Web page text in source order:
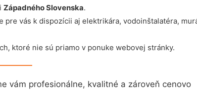
Západného Slovenska.
pre vás k dispozícii aj elektrikára, vodoinštalatéra,
ktoré nie sú priamo v ponuke webovej stránky.
vám profesionálne, kvalitné a zároveň cenovo